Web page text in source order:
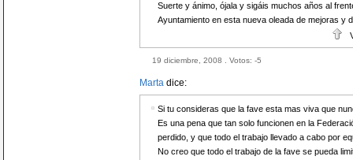
Suerte y ánimo, ójala y sigáis muchos años al
Ayuntamiento en esta nueva oleada de mejoras y
19 diciembre, 2008 . Votos: -5
Marta dice:
Si tu consideras que la fave esta mas viva que
Es una pena que tan solo funcionen en la
perdido, y que todo el trabajo llevado a cabo por
No creo que todo el trabajo de la fave se pueda